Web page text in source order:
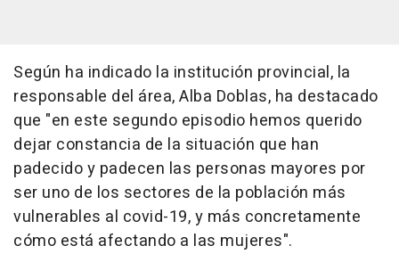
Según ha indicado la institución provincial, la
responsable del área, Alba Doblas, ha destacado
que "en este segundo episodio hemos querido
dejar constancia de la situación que han
padecido y padecen las personas mayores por
ser uno de los sectores de la población más
vulnerables al covid-19, y más concretamente
cómo está afectando a las mujeres".